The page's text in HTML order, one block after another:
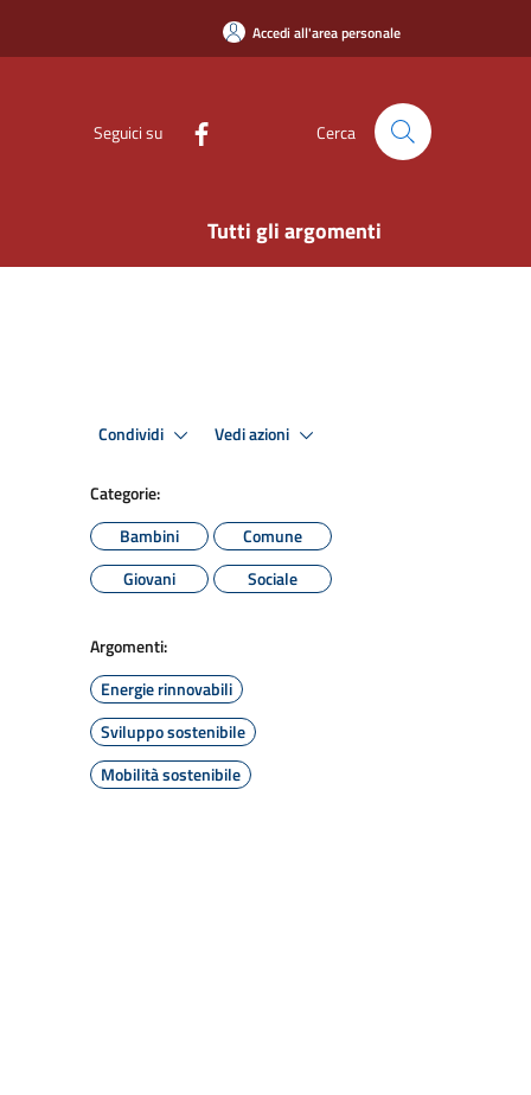
Accedi all'area personale
Seguici su Cerca
Tutti gli argomenti
Condividi Vedi azioni
Categorie:
Bambini
Comune
Giovani
Sociale
Argomenti:
Energie rinnovabili
Sviluppo sostenibile
Mobilità sostenibile